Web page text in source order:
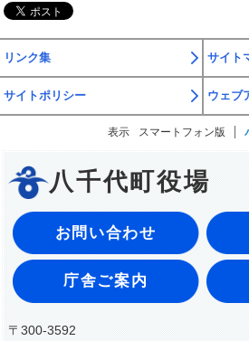
リンク集 サイト
サイトポリシー ウェブ
表示 スマートフォン版
八千代町役場
お問い合わせ
庁舎ご案内
〒300-3592